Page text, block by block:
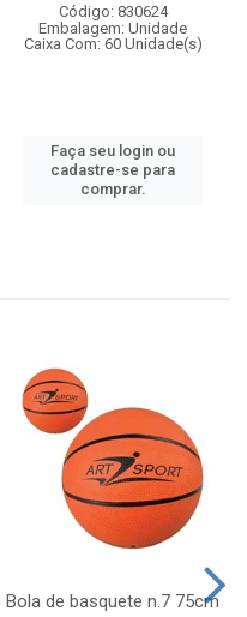
Código: 830624
Embalagem: Unidade
Caixa Com: 60 Unidade(s)
Faça seu login ou
cadastre-se para
comprar.
Bola de basquete n.7 75cm